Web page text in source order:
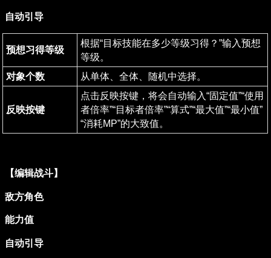
自动引导
预想习得等级
根据“目标技能在多少等级习得？”输入预想
等级。
对象个数
从单体、全体、随机中选择。
反映按键
点击反映按键，将会自动输入“固定值”“使用
者倍率”“目标者倍率”“算式”“最大值”“最小值”
“消耗MP”的大致值。
【编辑战斗】
敌方角色
能力值
自动引导